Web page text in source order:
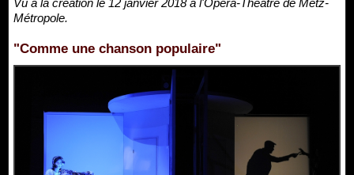
Métropole.
"Comme une chanson populaire"